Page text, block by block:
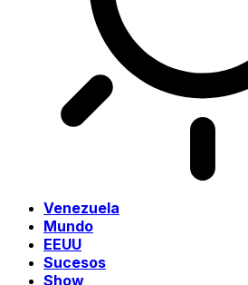
Venezuela
Mundo
EEUU
Sucesos
Show